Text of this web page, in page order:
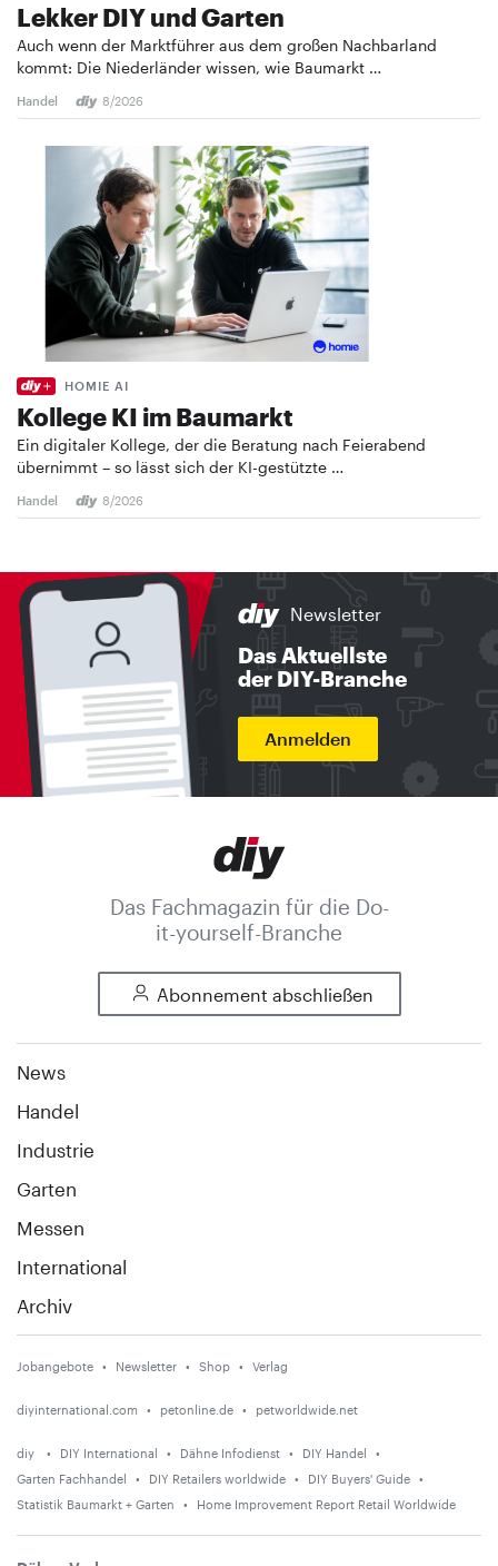
Lekker DIY und Garten
Auch wenn der Marktführer aus dem großen Nachbarland
kommt: Die Niederländer wissen, wie Baumarkt …
Handel 8/2026
HOMIE AI
Kollege KI im Baumarkt
Ein digitaler Kollege, der die Beratung nach Feierabend
übernimmt – so lässt sich der KI-gestützte …
Handel 8/2026
Newsletter
Das Aktuellste
der DIY-Branche
Anmelden
Das Fachmagazin für die Do-
it-yourself-Branche
Abonnement abschließen
News
Handel
Industrie
Garten
Messen
International
Archiv
Jobangebote Newsletter Shop Verlag
diyinternational.com petonline.de petworldwide.net
diy DIY International Dähne Infodienst
DIY Handel
Garten Fachhandel
DIY Retailers worldwide
DIY Buyers' Guide
Statistik Baumarkt + Garten
Home Improvement Report Retail Worldwide